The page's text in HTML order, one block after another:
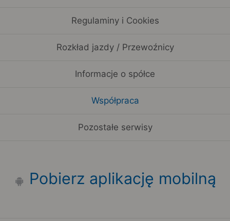
Regulaminy i Cookies
Rozkład jazdy / Przewoźnicy
Informacje o spółce
Współpraca
Pozostałe serwisy
Pobierz aplikację mobilną